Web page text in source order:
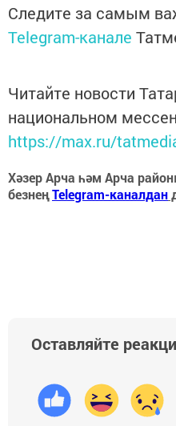
Следите за самым
Telegram-канале
Читайте новости
национальном
https://max.ru/
Хәзер Арча һәм Арча
безнеңTelegram-каналдан
Оставляйте